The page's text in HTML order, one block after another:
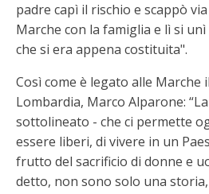
padre capì il rischio e scappò
Marche con la famiglia e lì si
che si era appena costituita".
Così come è legato alle Marche
Lombardia, Marco Alparone:
sottolineato - che ci permette
essere liberi, di vivere in un
frutto del sacrificio di donne e
detto, non sono solo una